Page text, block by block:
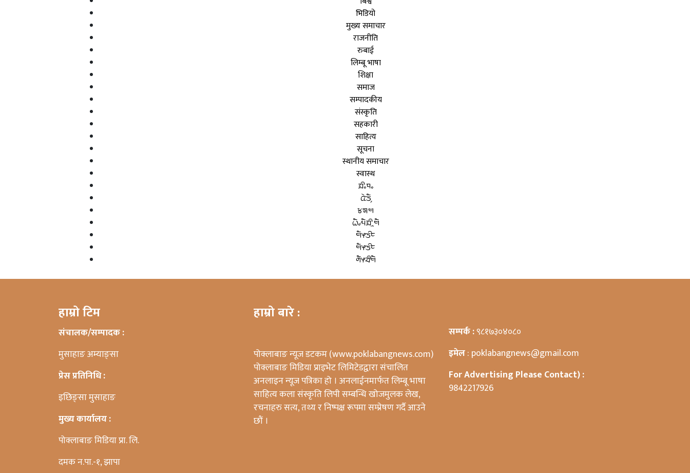
भिडियो
मुख्य समाचार
राजनीति
रुबाई
लिम्बू भाषा
शिक्षा
समाज
सम्पादकीय
संस्कृति
सहकारी
साहित्य
सूचना
स्थानीय समाचार
स्वास्थ
ᤀᤡᤱᤄᤱ
ᤂᤧᤍᤠ᤹
ᤃᤈᤗ
ᤐᤠᤱᤘᤠᤀᤡᤳᤗᤠ
ᤗᤠᤶᤍᤡᤰ
ᤗᤠᤶᤍᤡᤰ
ᤛᤠᤶᤔᤡᤗᤠ
हाम्रो टिम
संचालक/सम्पादक :
मुसाहाङ अम्याङ्सा
प्रेस प्रतिनिधि :
इछिङ्सा मुसाहाङ
मुख्य कार्यालय :
पोक्लाबाङ मिडिया प्रा. लि.
दमक न.पा.-१, झापा
हाम्रो बारे :
पोक्लाबाङ न्यूज डटकम (www.poklabangnews.com)
पोक्लाबाङ मिडिया प्राइभेट लिमिटेडद्वारा संचालित
अनलाइन न्यूज पत्रिका हो । अनलाईनमार्फत लिम्बू भाषा
साहित्य कला संस्कृति लिपी सम्बन्धि खोजमुलक लेख,
रचनाहरु सत्य, तथ्य र निष्पक्ष रूपमा सम्प्रेषण गर्दै आउने
छौं ।
सम्पर्क :९८१७३०४०८०
इमेल: poklabangnews@gmail.com
For Advertising Please Contact) :
9842217926